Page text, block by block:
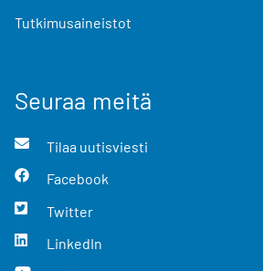
Tutkimusaineistot
Seuraa meitä
Tilaa uutisviesti
Facebook
Twitter
LinkedIn